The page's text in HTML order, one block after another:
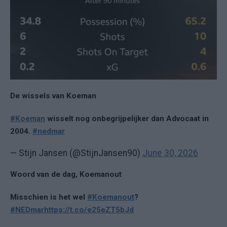
De wissels van Koeman
#Koeman wisselt nog onbegrijpelijker dan Advocaat in
2004. #nedmar
— Stijn Jansen (@StijnJansen90) June 30, 2026
Woord van de dag, Koemanout
Misschien is het wel #Koemanout?
#NEDmarhttps://t.co/e25eZT5bJd